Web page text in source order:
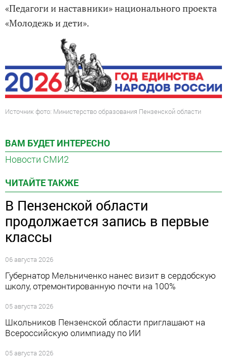
«Педагоги и наставники» национального проекта
«Молодежь и дети».
Источник фото: Министерство образования Пензенской области
ВАМ БУДЕТ ИНТЕРЕСНО
Новости СМИ2
ЧИТАЙТЕ ТАКЖЕ
В Пензенской области
продолжается запись в первые
классы
06 августа 2026
Губернатор Мельниченко нанес визит в сердобскую
школу, отремонтированную почти на 100%
05 августа 2026
Школьников Пензенской области приглашают на
Всероссийскую олимпиаду по ИИ
05 августа 2026